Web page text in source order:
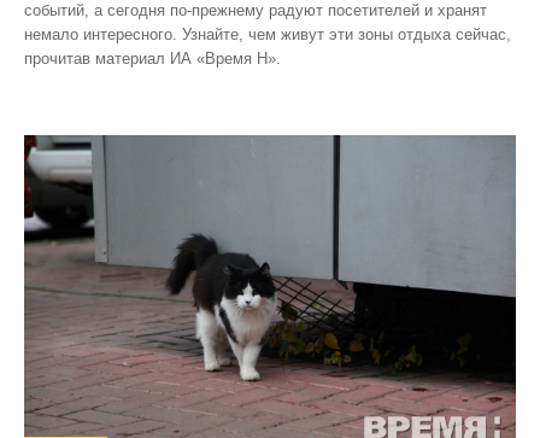
событий, а сегодня по‑прежнему радуют посетителей и хранят
немало интересного. Узнайте, чем живут эти зоны отдыха сейчас,
прочитав материал ИА «Время Н».